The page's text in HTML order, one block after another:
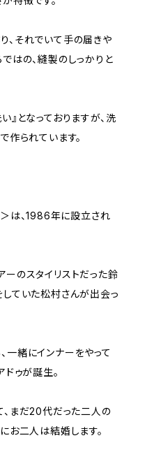
、それでいて手の届きや
はの、縫製のしっかりと
』となっておりますが、洗
作られています。
は、1986年に設立され
ーのスタイリストだった鈴
ていた松村さんが出会っ
一緒にインナーをやって
ドゥが誕生。
、まだ20代だった二人の
お二人は結婚します。